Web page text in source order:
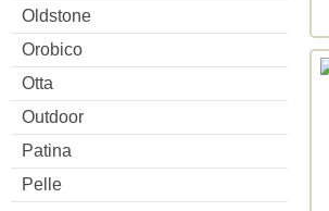
Oldstone
Orobico
Otta
Outdoor
Patina
Pelle